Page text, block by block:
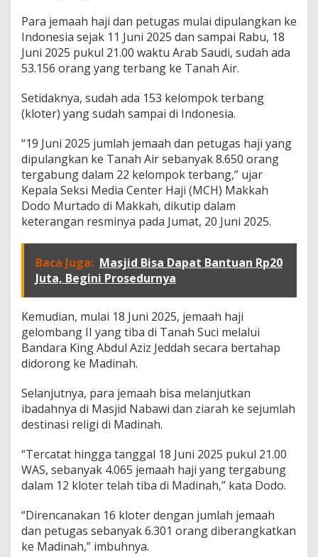
n
g
k
a
n
e
I
d
o
n
e
s
i
a
P
t
u
g
B
e
r
i
m
b
a
n
u
n
u
J
e
Para jemaah haji dan petugas mulai dipulangkan ke
Indonesia sejak 11 Juni 2025 dan sampai Rabu, 18
Juni 2025 pukul 21.00 waktu Arab Saudi, sudah ada
53.156 orang yang terbang ke Tanah Air.
Setidaknya, sudah ada 153 kelompok terbang
(kloter) yang sudah sampai di Indonesia.
“19 Juni 2025 jumlah jemaah dan petugas haji yang
dipulangkan ke Tanah Air sebanyak 8.650 orang
tergabung dalam 22 kelompok terbang,” ujar
Kepala Seksi Media Center Haji (MCH) Makkah
Dodo Murtado di Makkah, dikutip dalam
keterangan resminya pada Jumat, 20 Juni 2025.
Baca Juga: Masjid Bisa Dapat Bantuan Rp20
Juta, Begini Prosedurnya
Kemudian, mulai 18 Juni 2025, jemaah haji
gelombang II yang tiba di Tanah Suci melalui
Bandara King Abdul Aziz Jeddah secara bertahap
didorong ke Madinah.
Selanjutnya, para jemaah bisa melanjutkan
ibadahnya di Masjid Nabawi dan ziarah ke sejumlah
destinasi religi di Madinah.
“Tercatat hingga tanggal 18 Juni 2025 pukul 21.00
WAS, sebanyak 4.065 jemaah haji yang tergabung
dalam 12 kloter telah tiba di Madinah,” kata Dodo.
“Direncanakan 16 kloter dengan jumlah jemaah
dan petugas sebanyak 6.301 orang diberangkatkan
ke Madinah,” imbuhnya.